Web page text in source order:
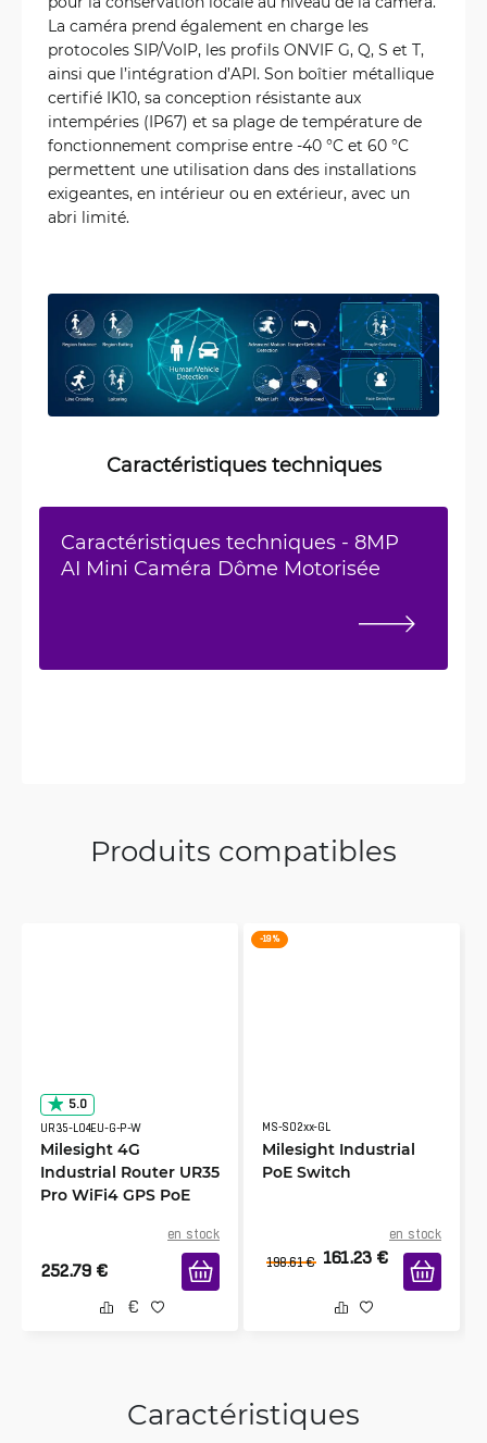
La caméra prend également en charge les
protocoles SIP/VoIP, les profils ONVIF G, Q, S et T,
ainsi que l’intégration d’API. Son boîtier métallique
certifié IK10, sa conception résistante aux
intempéries (IP67) et sa plage de température de
fonctionnement comprise entre -40 °C et 60 °C
permettent une utilisation dans des installations
exigeantes, en intérieur ou en extérieur, avec un
abri limité.
Caractéristiques techniques
Caractéristiques techniques - 8MP
AI Mini Caméra Dôme Motorisée
Produits compatibles
5.0
UR35-L04EU-G-P-W
Milesight 4G
Industrial Router UR35
Pro WiFi4 GPS PoE
en stock
252.79 €
-19 %
MS-S02xx-GL
Milesight Industrial
PoE Switch
en stock
198.61 € 161.23 €
Caractéristiques